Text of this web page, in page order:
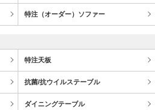
特注（オーダー）ソファー
特注天板
抗菌/抗ウイルステーブル
ダイニングテーブル